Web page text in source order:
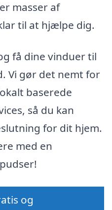
masser af
til at hjælpe dig.
få dine vinduer til
Vi gør det nemt for
baserede
så du kan
for dit hjem.
med en
og